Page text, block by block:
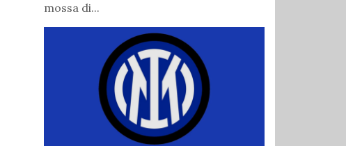
mossa di...